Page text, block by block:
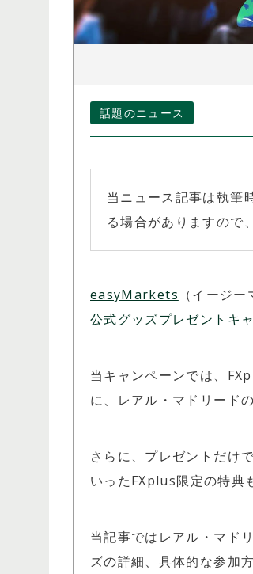
話題のニュース
当ニュース記事は執筆
る場合がありますので
easyMarkets （イージ
公式グッズプレゼントキ
当キャンペーンでは、
に、レアル・マドリード
さらに、プレゼントだけ
いったFXplus限定の特典
当記事ではレアル・マド
ズの詳細、具体的な参加